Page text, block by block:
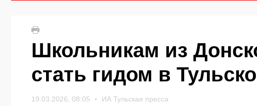
Школьникам из
стать гидом в
19.03.2026, 08:05 ИА Тульская пресса